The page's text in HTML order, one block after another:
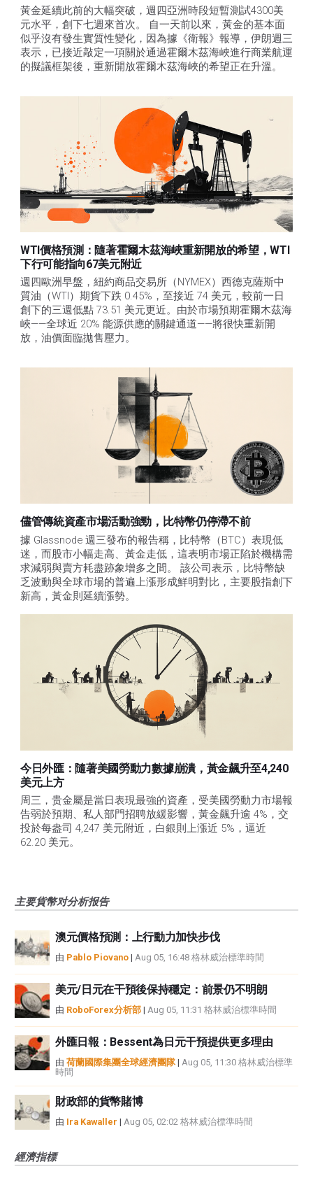
黃金延續此前的大幅突破，週四亞洲時段短暫測試4300美
元水平，創下七週來首次。 自一天前以來，黃金的基本面
似乎沒有發生實質性變化，因為據《衛報》報導，伊朗週三
表示，已接近敲定一項關於通過霍爾木茲海峽進行商業航運
的擬議框架後，重新開放霍爾木茲海峽的希望正在升溫。
WTI價格預測：隨著霍爾木茲海峽重新開放的希望，WTI
下行可能指向67美元附近
週四歐洲早盤，紐約商品交易所（NYMEX）西德克薩斯中
質油（WTI）期貨下跌 0.45%，至接近 74 美元，較前一日
創下的三週低點 73.51 美元更近。由於市場預期霍爾木茲海
峽——全球近 20% 能源供應的關鍵通道——將很快重新開
放，油價面臨拋售壓力。
儘管傳統資產市場活動強勁，比特幣仍停滯不前
據 Glassnode 週三發布的報告稱，比特幣（BTC）表現低
迷，而股市小幅走高、黃金走低，這表明市場正陷於機構需
求減弱與賣方耗盡跡象增多之間。 該公司表示，比特幣缺
乏波動與全球市場的普遍上漲形成鮮明對比，主要股指創下
新高，黃金則延續漲勢。
今日外匯：隨著美國勞動力數據崩潰，黃金飆升至4,240
美元上方
周三，贵金屬是當日表現最強的資產，受美國勞動力市場報
告弱於預期、私人部門招聘放緩影響，黃金飆升逾 4%，交
投於每盎司 4,247 美元附近，白銀則上漲近 5%，逼近
62.20 美元。
主要貨幣对分析报告
澳元價格預測：上行動力加快步伐
由 Pablo Piovano | Aug 05, 16:48 格林威治標準時間
美元/日元在干預後保持穩定：前景仍不明朗
由 RoboForex分析部 | Aug 05, 11:31 格林威治標準時間
外匯日報：Bessent為日元干預提供更多理由
由 荷蘭國際集團全球經濟團隊| Aug 05, 11:30 格林威治標準
時間
財政部的貨幣賭博
由 Ira Kawaller | Aug 05, 02:02 格林威治標準時間
經濟指標